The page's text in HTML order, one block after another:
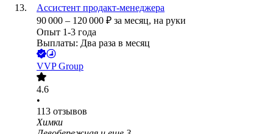
Ассистент продакт-менеджера
90 000 – 120 000 ₽ за месяц, на руки
Опыт 1-3 года
Выплаты: Два раза в месяц
VVP Group
4.6
•
113 отзывов
Химки